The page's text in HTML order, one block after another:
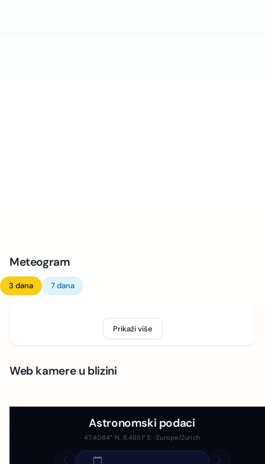
Meteogram
3 dana 7 dana
Prikaži više
Web kamere u blizini
Astronomski podaci
47.4084° N, 8.4651° E · Europe/Zurich